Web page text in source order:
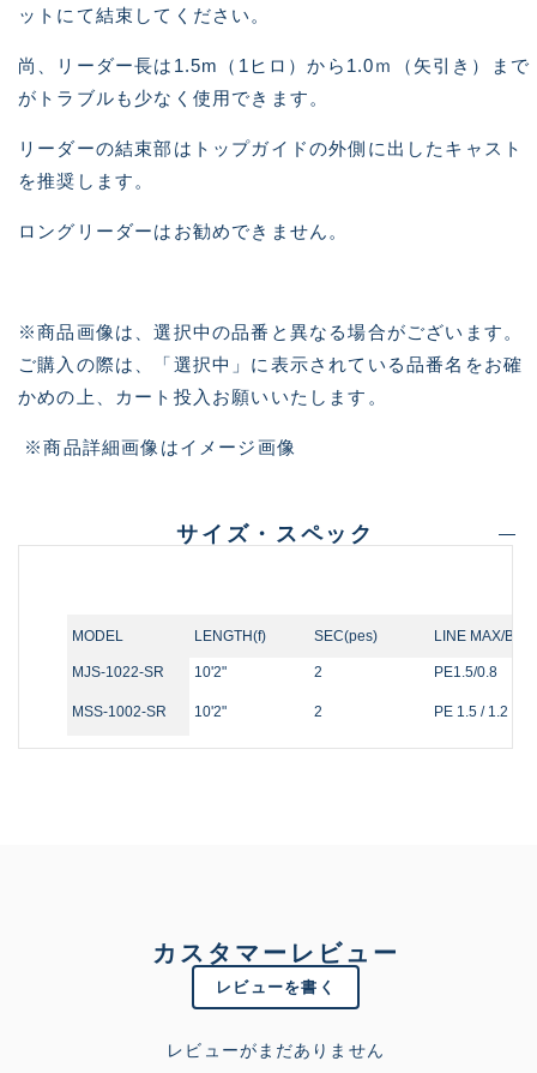
ットにて結束してください。
尚、リーダー長は1.5m（1ヒロ）から1.0ｍ（矢引き）まで
がトラブルも少なく使用できます。
リーダーの結束部はトップガイドの外側に出したキャスト
を推奨します。
ロングリーダーはお勧めできません。
※商品画像は、選択中の品番と異なる場合がございます。
ご購入の際は、「選択中」に表示されている品番名をお確
かめの上、カート投入お願いいたします。
※商品詳細画像はイメージ画像
サイズ・スペック
MODEL LENGTH(f) SEC(pes) LINE MAX/
MJS-1022-SR 10'2" 2 PE1.5/0.8
MSS-1002-SR 10'2" 2 PE 1.5 / 1.2
カスタマーレビュー
レビューを書く
レビューがまだありません